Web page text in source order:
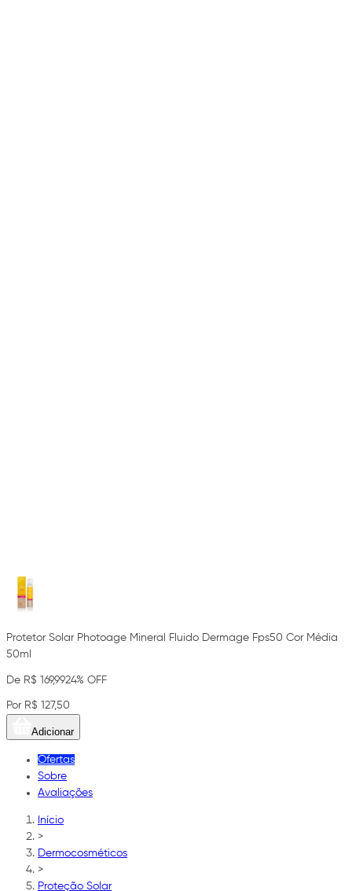
Protetor Solar Photoage Mineral Fluido Dermage Fps50 Cor Média
50ml
De R$ 169,9924% OFF
Por R$ 127,50
Adicionar
Ofertas
Sobre
Avaliações
Início
>
Dermocosméticos
>
Proteção Solar